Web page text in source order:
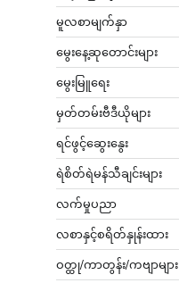
မူလစာမျက်နှာ
မွေးနေ့ဆုတောင်းများ
မွေးမြူရေး
မှတ်တမ်းဗီဒီယိုများ
ရင်ဖွင့်ဆွေးနွေး
ရဲစိတ်ရဲမန်သီချင်းများ
လက်မှုပညာ
လစာနှင့်စရိတ်နှုန်းထား
ဝတ္ထု/ကာတွန်း/ကဗျာများ